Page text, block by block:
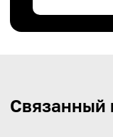
Связанный